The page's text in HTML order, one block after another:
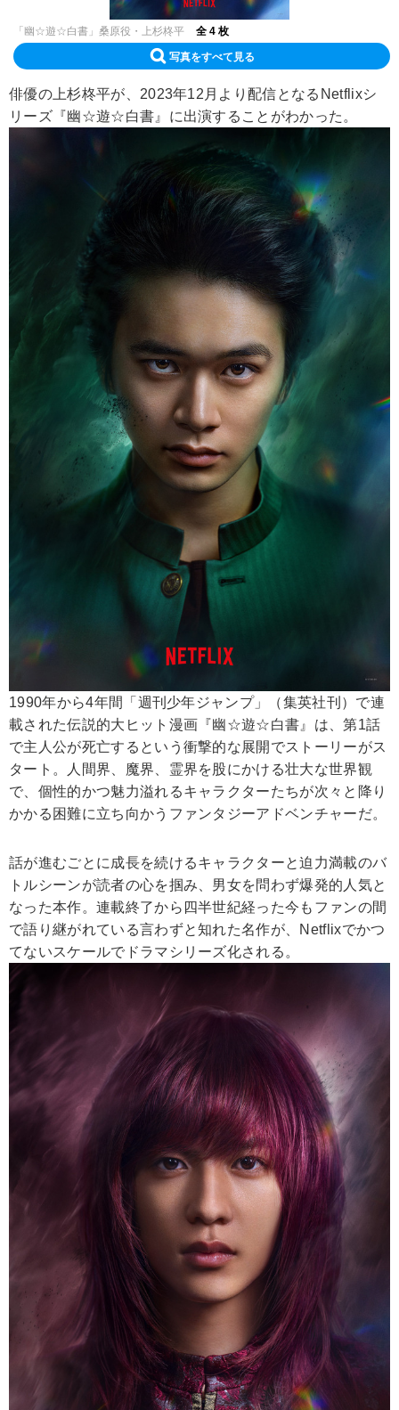
「幽☆遊☆白書」桑原役・上杉柊平 全 4 枚
写真をすべて見る
俳優の上杉柊平が、2023年12月より配信となるNetflixシ
リーズ『幽☆遊☆白書』に出演することがわかった。
1990年から4年間「週刊少年ジャンプ」（集英社刊）で連
載された伝説的大ヒット漫画『幽☆遊☆白書』は、第1話
で主人公が死亡するという衝撃的な展開でストーリーがス
タート。人間界、魔界、霊界を股にかける壮大な世界観
で、個性的かつ魅力溢れるキャラクターたちが次々と降り
かかる困難に立ち向かうファンタジーアドベンチャーだ。
話が進むごとに成長を続けるキャラクターと迫力満載のバ
トルシーンが読者の心を掴み、男女を問わず爆発的人気と
なった本作。連載終了から四半世紀経った今もファンの間
で語り継がれている言わずと知れた名作が、Netflixでかつ
てないスケールでドラマシリーズ化される。